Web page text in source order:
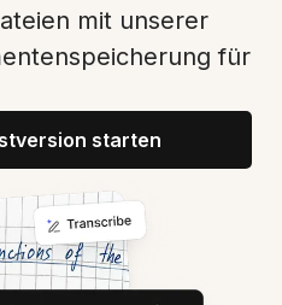
mit unserer
für
starten